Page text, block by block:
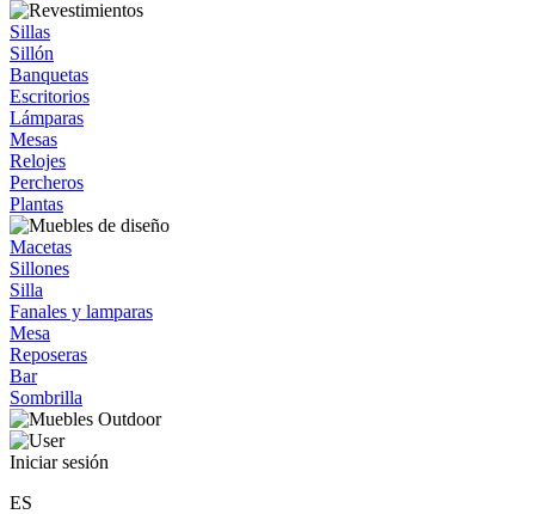
Sillas
Sillón
Banquetas
Escritorios
Lámparas
Mesas
Relojes
Percheros
Plantas
Macetas
Sillones
Silla
Fanales y lamparas
Mesa
Reposeras
Bar
Sombrilla
Iniciar sesión
ES